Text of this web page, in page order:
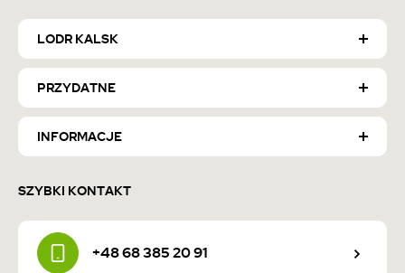
LODR KALSK
PRZYDATNE
INFORMACJE
SZYBKI KONTAKT
+48 68 385 20 91